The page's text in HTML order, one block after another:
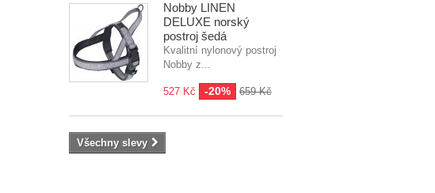
Nobby LINEN
DELUXE norský
postroj šedá
Kvalitní nylonový postroj
Nobby z...
527 Kč -20% 659 Kč
Všechny slevy